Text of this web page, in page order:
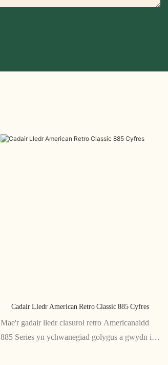
Cadair Lledr American Retro Classic 885 Cyfres
Mae'r gadair lledr clasurol retro Americanaidd
885 Series yn ychwanegiad golygus a gwydn i